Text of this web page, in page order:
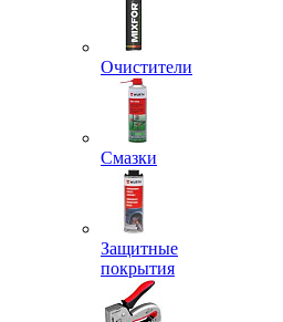
Очистители
Смазки
Защитные
покрытия